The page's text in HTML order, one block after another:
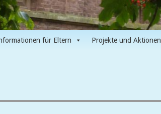
für Eltern Projekte und Aktionen